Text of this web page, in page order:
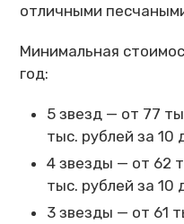
отличными
Минимальная
год:
5 звезд — от 77
тыс. рублей за 10
4 звезды — от 62
тыс. рублей за 10
3 звезды — от 61